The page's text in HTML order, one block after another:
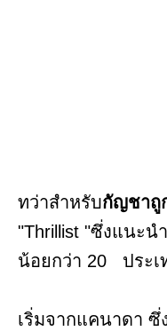
ทว่าสำหรับกัญชาถู
"Thrillist "ซึ่งแนะ
น้อยกว่า 20 ประเ
เริ่มจากแคนาดา